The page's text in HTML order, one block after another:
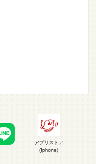
アプリストア
(Iphone)